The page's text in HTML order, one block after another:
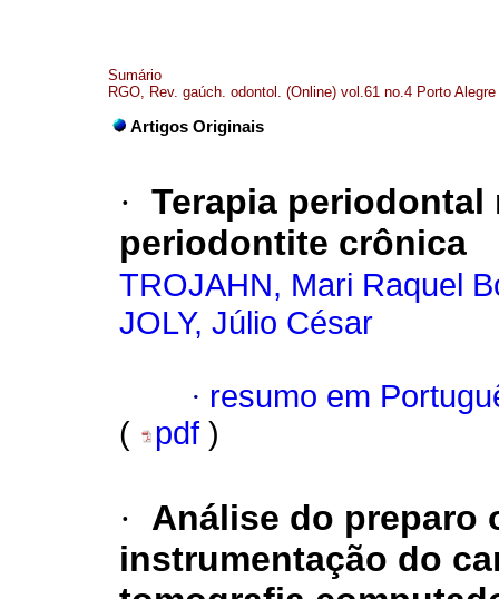
Sumário
RGO, Rev. gaúch. odontol. (Online) vol.61 no.4 Porto
Artigos Originais
· Terapia
periodontite crônica
TROJAHN, Mari Raquel
JOLY, Júlio César
· resumo em
(
pdf )
·
Análise do preparo
instrumentação do